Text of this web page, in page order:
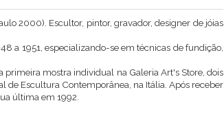
2000). Escultor, pintor, gravador, designer de jóias
a 1951, especializando-se em técnicas de fundição,
primeira mostra individual na Galeria Art's Store, dois
de Escultura Contemporânea, na Itália. Após receber
última em 1992.